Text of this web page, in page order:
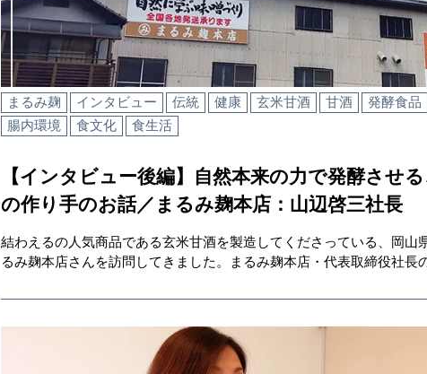
まるみ麹 インタビュー 伝統 健康 玄米甘酒 甘酒 発酵食品
腸内環境
食文化 食生活
【インタビュー後編】自然本来の力で発酵させ
の作り手のお話／まるみ麹本店：山辺啓三社長
結わえるの人気商品である玄米甘酒を製造してくださっている、岡山
るみ麹本店さんを訪問してきました。まるみ麹本店・代表取締役社長